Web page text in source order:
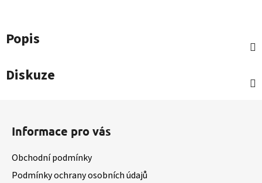
Popis
Diskuze
Informace pro vás
Obchodní podmínky
Podmínky ochrany osobních údajů